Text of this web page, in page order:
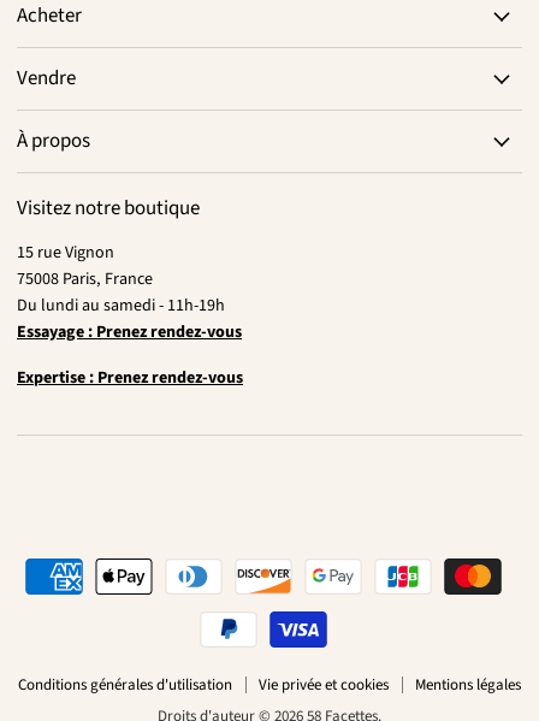
Acheter
Vendre
À propos
Visitez notre boutique
15 rue Vignon
75008 Paris, France
Du lundi au samedi - 11h-19h
Essayage : Prenez rendez-vous
Expertise : Prenez rendez-vous
Conditions générales d'utilisation Vie privée et cookies
Mentions légales
Droits d'auteur © 2026 58 Facettes.